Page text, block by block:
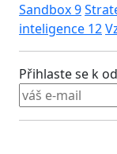
Sandbox9
inteligence 12
Přihlaste se k